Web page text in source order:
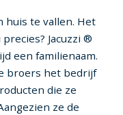
huis te vallen. Het
Jacuzzi ®
een familienaam.
broers het bedrijf
die ze
ze de